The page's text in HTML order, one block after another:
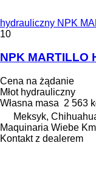
hydrauliczny NPK
10
NPK MARTILLO
Cena na żądanie
Młot hydrauliczny
Własna masa 2 563
Meksyk,
Maquinaria Wiebe
Kontakt z dealerem